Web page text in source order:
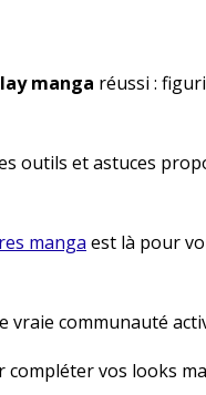
manga réussi :
outils et astuces
manga est là pour
communauté
vos looks